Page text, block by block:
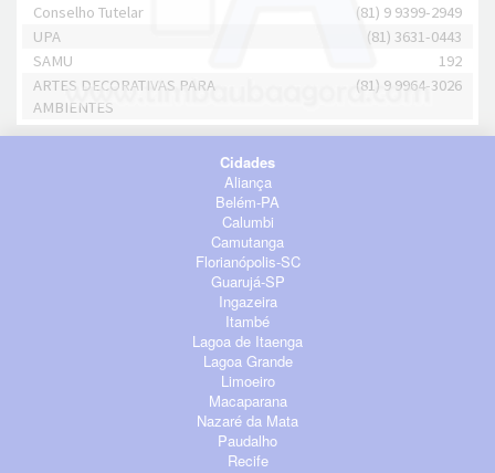
Conselho Tutelar
(81) 9 9399-2949
UPA
(81) 3631-0443
SAMU
192
ARTES DECORATIVAS PARA
AMBIENTES
(81) 9 9964-3026
Cidades
Aliança
Belém-PA
Calumbi
Camutanga
Florianópolis-SC
Guarujá-SP
Ingazeira
Itambé
Lagoa de Itaenga
Lagoa Grande
Limoeiro
Macaparana
Nazaré da Mata
Paudalho
Recife